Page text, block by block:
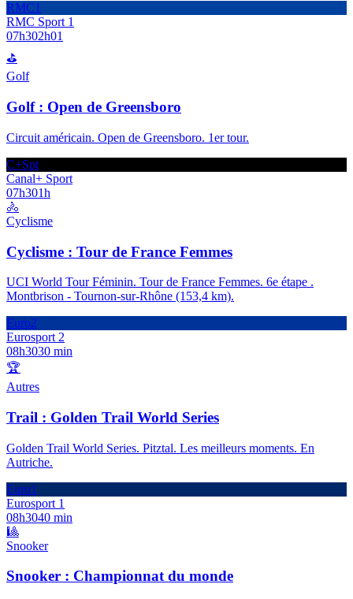
RMC1
RMC Sport 1
07h302h01
⛳
Golf
Golf : Open de Greensboro
Circuit américain. Open de Greensboro. 1er tour.
C+Spt
Canal+ Sport
07h301h
🚴
Cyclisme
Cyclisme : Tour de France Femmes
UCI World Tour Féminin. Tour de France Femmes. 6e étape .
Montbrison - Tournon-sur-Rhône (153,4 km).
Euro2
Eurosport 2
08h3030 min
🏆
Autres
Trail : Golden Trail World Series
Golden Trail World Series. Pitztal. Les meilleurs moments. En
Autriche.
Euro1
Eurosport 1
08h3040 min
🎱
Snooker
Snooker : Championnat du monde